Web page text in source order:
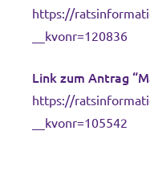
https://
__kvonr=120836
Link zum Antrag
https://
__kvonr=105542